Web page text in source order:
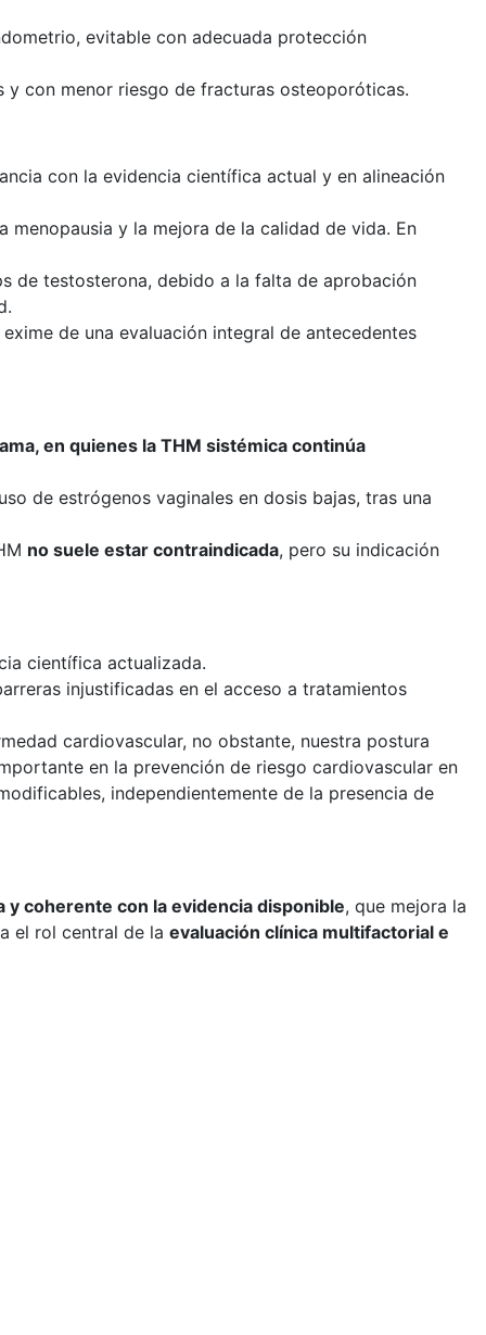
evitable con adecuada protección
con menor riesgo de fracturas osteoporóticas.
con la evidencia científica actual y en alineación
y la mejora de la calidad de vida. En
de testosterona, debido a la falta de aprobación
de una evaluación integral de antecedentes
en quienes la THM sistémica continúa
de estrógenos vaginales en dosis bajas, tras una
no suele estar contraindicada, pero su indicación
científica actualizada.
injustificadas en el acceso a tratamientos
cardiovascular, no obstante, nuestra postura
en la prevención de riesgo cardiovascular en
independientemente de la presencia de
y coherente con la evidencia disponible, que mejora la
el rol central de la evaluación clínica multifactorial e